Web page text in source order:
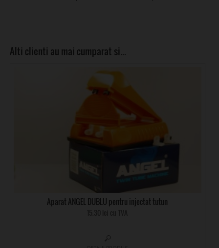
Alti clienti au mai cumparat si…
Aparat ANGEL DUBLU pentru injectat tutun